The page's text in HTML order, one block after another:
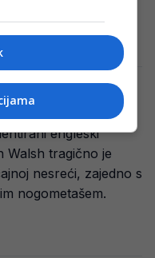
talentovani
s ocem
engleski
Walsh tragično je
nesreći, zajedno s
nogometašem.